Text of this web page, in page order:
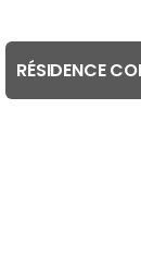
RÉSIDENCE